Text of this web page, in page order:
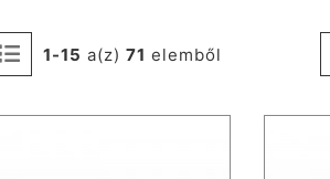
1-15 a(z) 71 elemből